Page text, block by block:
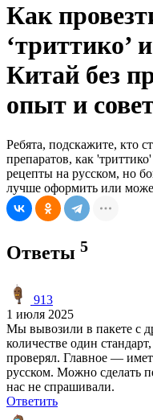
Как
‘триттико’
Китай без
опыт и
Ребята, подскажите, кто
препаратов, как
рецепты на русском, но
лучше оформить или
Ответы 5
913
1 июля 2025
Мы вывозили в пакете с
количестве один
проверял. Главное —
русском. Можно сделать
нас не спрашивали.
Ответить